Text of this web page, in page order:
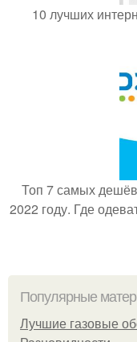
10 лучших
Топ 7 самых
2022 году. Где
Популярные
Лучшие газовые